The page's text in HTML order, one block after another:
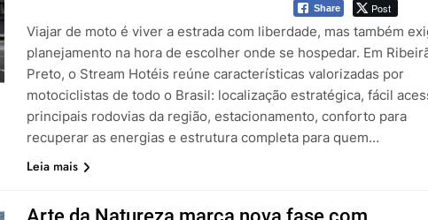
Share Post
Viajar de moto é viver a estrada com liberdade, mas também
planejamento na hora de escolher onde se hospedar. Em
Preto, o Stream Hotéis reúne características valorizadas por
motociclistas de todo o Brasil: localização estratégica, fácil
principais rodovias da região, estacionamento, conforto para
recuperar as energias e estrutura completa para quem…
Leia mais